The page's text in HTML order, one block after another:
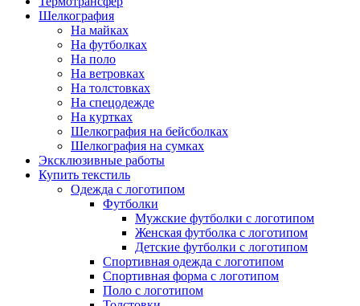
Шелкография
На майках
На футболках
На поло
На ветровках
На толстовках
На спецодежде
На куртках
Шелкография на бейсболках
Шелкография на сумках
Эксклюзивные работы
Купить текстиль
Одежда с логотипом
Футболки
Мужские футболки с логотипом
Женская футболка с логотипом
Детские футболки с логотипом
Спортивная одежда с логотипом
Спортивная форма с логотипом
Поло с логотипом